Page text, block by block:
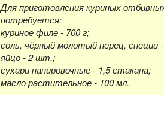
Для приготовления куриных
потребуется:
куриное филе - 700 г;
соль, чёрный молотый перец, специи -
яйцо - 2 шт.;
сухари панировочные - 1,5 стакана;
масло растительное - 100 мл.